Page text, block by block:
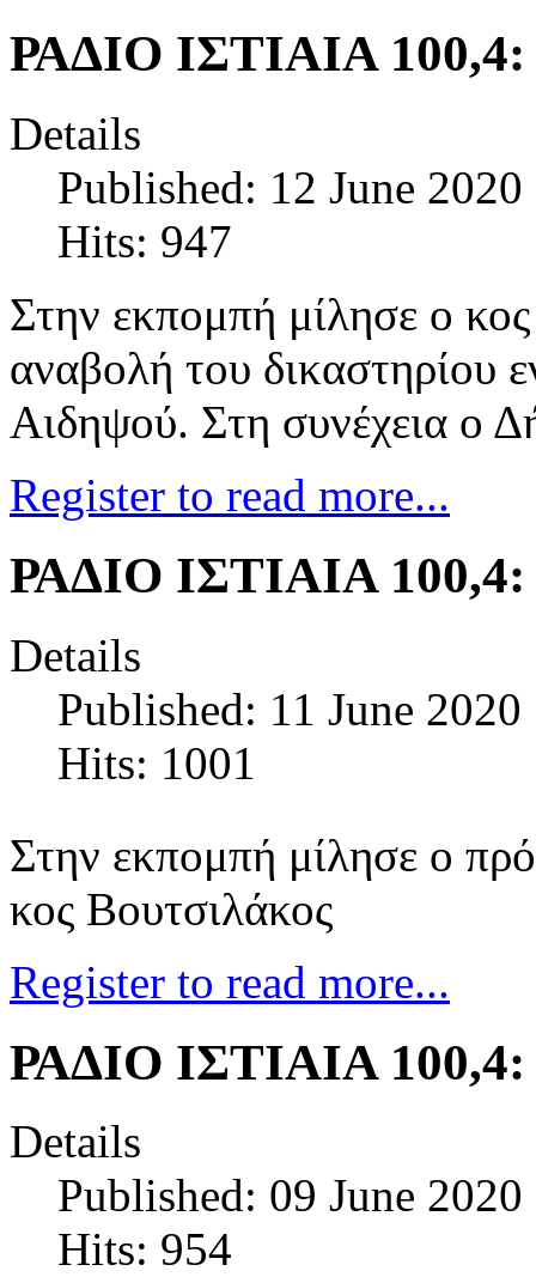
ΡΑΔΙΟ ΙΣΤΙΑΙΑ
Details
Published: 12 June 2020
Hits: 947
Στην εκπομπή μίλησε ο
αναβολή του δικαστηρίου
Αιδηψού. Στη συνέχεια ο
Register to read more...
ΡΑΔΙΟ ΙΣΤΙΑΙΑ
Details
Published: 11 June 2020
Hits: 1001
Στην εκπομπή μίλησε ο
κος Βουτσιλάκος
Register to read more...
ΡΑΔΙΟ ΙΣΤΙΑΙΑ
Details
Published: 09 June 2020
Hits: 954